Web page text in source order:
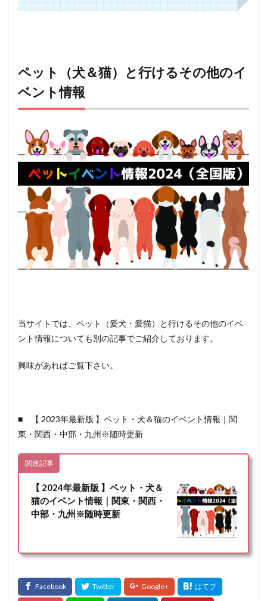
ペット（犬＆猫）と行けるその他のイ
ベント情報
当サイトでは、ペット（愛犬・愛猫）と行けるその他のイベ
ント情報についても別の記事でご紹介しております。
興味があればご覧下さい。
■ 【 2023年最新版 】ペット・犬＆猫のイベント情報｜関
東・関西・中部・九州※随時更新
関連記事
【 2024年最新版 】ペット・犬＆
猫のイベント情報｜関東・関西・
中部・九州※随時更新